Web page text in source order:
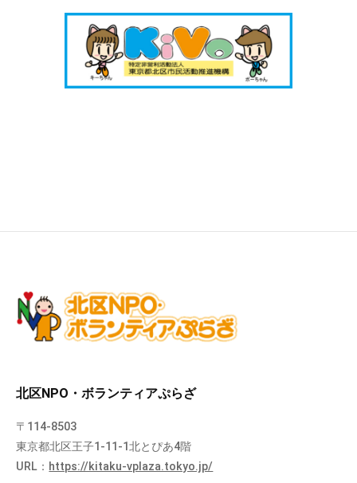
北区NPO・ボランティアぷらざ
〒114-8503
東京都北区王子1-11-1北とぴあ4階
URL： https://kitaku-vplaza.tokyo.jp/